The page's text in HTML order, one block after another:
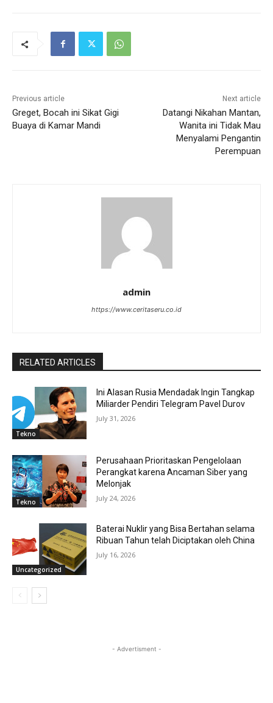
Previous article
Greget, Bocah ini Sikat Gigi
Buaya di Kamar Mandi
Next article
Datangi Nikahan Mantan,
Wanita ini Tidak Mau
Menyalami Pengantin
Perempuan
admin
https://www.ceritaseru.co.id
RELATED ARTICLES
Tekno
Ini Alasan Rusia Mendadak Ingin Tangkap
Miliarder Pendiri Telegram Pavel Durov
July 31, 2026
Tekno
Perusahaan Prioritaskan Pengelolaan
Perangkat karena Ancaman Siber yang
Melonjak
July 24, 2026
Uncategorized
Baterai Nuklir yang Bisa Bertahan selama
Ribuan Tahun telah Diciptakan oleh China
July 16, 2026
- Advertisment -